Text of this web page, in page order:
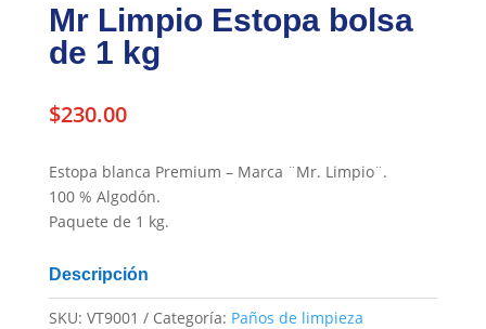
Mr Limpio Estopa bolsa
de 1 kg
$230.00
Estopa blanca Premium – Marca ¨Mr. Limpio¨.
100 % Algodón.
Paquete de 1 kg.
Descripción
SKU: VT9001 Categoría: Paños de limpieza